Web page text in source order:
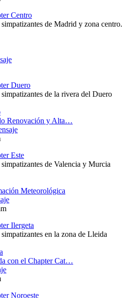
Centro
de Madrid y zona centro.
Duero
de la rivera del Duero
Renovación y Alta…
Este
de Valencia y Murcia
Meteorológica
Ilergeta
en la zona de Lleida
con el Chapter Cat…
Noroeste